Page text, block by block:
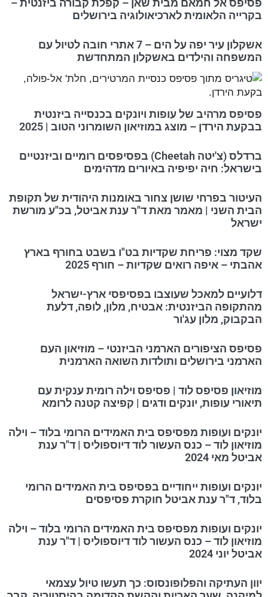
פסיפס אל חמאם מבית שאן – קפלת קבורה ביזנטית –
בקרייה הלאומית לארכיאולוגיה בירושלים
אשקלון עיר יפה על הים – 7 אתרי חובה לטיול עם
המשפחה והילדים באשקלון המתחדשת
פסיפס מרהיב של עופות ויונקים בכנסייה ביזנטית
בבקעת הירדן – מוצג במוזיאון השומרוני הטוב | 2025
ברדלס (צ'יטה Cheetah) בפסיפסים רומיים וביזנטיים
בישראל: חיה יפיפיה באיורים מדהימים
העיטור בפרחי שושן צחור באומנות היהודית של תקופת
הבית השני | מאמר מאת ד"ר ענת אביטל, בכ"ע מורשת
ישראל
שקד מצוי: פריחת שקדיות בט"ו בשבט בחורף בארץ
אהבתי – איפה רואים שקדיות – חורף 2025
דלועיים למאכל שעוצבו בפסיפסי ארץ-ישראל
מהתקופה הביזנטית: אבטיח, מלון, לופה, דלעת
הבקבוק, מלון עג'ור
פסיפס הציפורים הארמני הביזנטי – מוזיאון העם
הארמני בירושלים ותולדות השואה הארמנית
מוזיאון פסיפס לוד | פסיפס וילה רומית ענקית עם
תיאורי עופות, יונקים ודגים | קפיצה קטנה לרומא
יונקים ועופות מפסיפס בית האמידים הרומי בלוד – וילה
מוזיאון לוד – כנס העשור לוד דיוספוליס | ד"ר ענת
אביטל מאי 2024
יונקים ועופות ייחודיים בפסיפס בית האמידים הרומי
בלוד, ד"ר ענת אביטל חוקרת פסיפסים
יונקים ועופות מפסיפס בית האמידים הרומי בלוד – וילה
מוזיאון לוד – כנס העשור לוד דיוספוליס | ד"ר ענת
אביטל יוני 2024
יוון העתיקה והפלופונסוס: כך תעשו טיול עצמאי